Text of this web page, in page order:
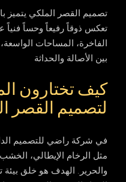
تصميم القصر الملكي يتميز
تعكس ذوقاً رفيعاً وحساً فنياً
الفاخرة، المساحات
بين الأصالة والحداثة
كيف تختارون
لتصميم القصر
في شركة راضي للتصميم
مثل الرخام الإيطالي،
والحرير. الهدف هو خلق